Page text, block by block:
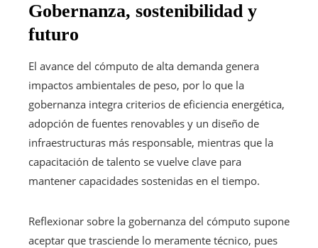
Gobernanza, sostenibilidad y
futuro
El avance del cómputo de alta demanda genera
impactos ambientales de peso, por lo que la
gobernanza integra criterios de eficiencia energética,
adopción de fuentes renovables y un diseño de
infraestructuras más responsable, mientras que la
capacitación de talento se vuelve clave para
mantener capacidades sostenidas en el tiempo.
Reflexionar sobre la gobernanza del cómputo supone
aceptar que trasciende lo meramente técnico, pues